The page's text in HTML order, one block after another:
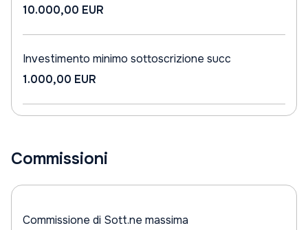
10.000,00 EUR
Investimento minimo sottoscrizione succ
1.000,00 EUR
Commissioni
Commissione di Sott.ne massima